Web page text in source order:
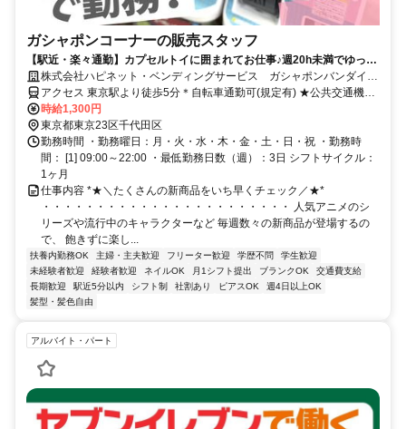
ガシャポンコーナーの販売スタッフ
【駅近・楽々通勤】カプセルトイに囲まれてお仕事♪週20h未満でゆった
り勤務のシフトです◎ネイル＆ピアスOK・髪色自由
株式会社ハピネット・ベンディングサービス ガシャポンバンダイオ
フィシャルショップ@TOKYO STATION
アクセス 東京駅より徒歩5分＊自転車通勤可(規定有) ★公共交通機関
の場合交通費全額支給
時給1,300円
東京都東京23区千代田区
勤務時間 ・勤務曜日：月・火・水・木・金・土・日・祝 ・勤務時
間： [1] 09:00～22:00 ・最低勤務日数（週）：3日 シフトサイクル：
1ヶ月
仕事内容 *★＼たくさんの新商品をいち早くチェック／★*
・・・・・・・・・・・・・・・・・・・・・・・ 人気アニメのシ
リーズや流行中のキャラクターなど 毎週数々の新商品が登場するの
で、 飽きずに楽し...
扶養内勤務OK 主婦・主夫歓迎 フリーター歓迎 学歴不問
学生歓迎
未経験者歓迎
経験者歓迎 ネイルOK 月1シフト提出 ブランクOK
交通費支給
長期歓迎
駅近5分以内 シフト制 社割あり ピアスOK
週4日以上OK
髪型・髪色自由
アルバイト・パート